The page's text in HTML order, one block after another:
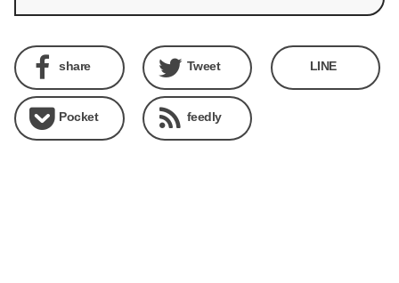
share Tweet LINE
Pocket feedly